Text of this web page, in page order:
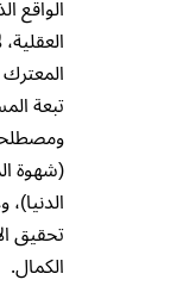
الواقع
تبعة
(شهوة
تحقيق
الكمال.